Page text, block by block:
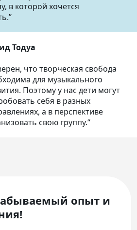
в которой хочется
Тодуа
что творческая свобода
для музыкального
Поэтому у нас дети могут
себя в разных
а в перспективе
свою группу.“
опыт и